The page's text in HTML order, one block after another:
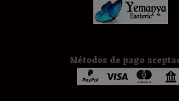
Métodos de pago